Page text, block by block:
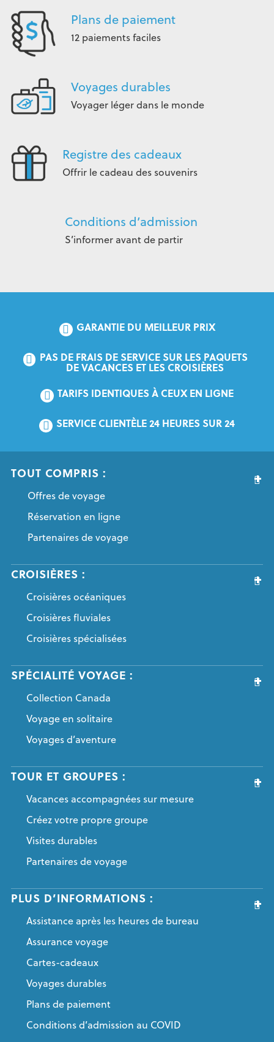
Plans de paiement
12 paiements faciles
Voyages durables
Voyager léger dans le monde
Registre des cadeaux
Offrir le cadeau des souvenirs
Conditions d’admission
S’informer avant de partir
GARANTIE DU MEILLEUR PRIX
PAS DE FRAIS DE SERVICE SUR LES PAQUETS
DE VACANCES ET LES CROISIÈRES
TARIFS IDENTIQUES À CEUX EN LIGNE
SERVICE CLIENTÈLE 24 HEURES SUR 24
TOUT COMPRIS :
Offres de voyage
Réservation en ligne
Partenaires de voyage
CROISIÈRES :
Croisières océaniques
Croisières fluviales
Croisières spécialisées
SPÉCIALITÉ VOYAGE :
Collection Canada
Voyage en solitaire
Voyages d’aventure
TOUR ET GROUPES :
Vacances accompagnées sur mesure
Créez votre propre groupe
Visites durables
Partenaires de voyage
PLUS D’INFORMATIONS :
Assistance après les heures de bureau
Assurance voyage
Cartes-cadeaux
Voyages durables
Plans de paiement
Conditions d’admission au COVID